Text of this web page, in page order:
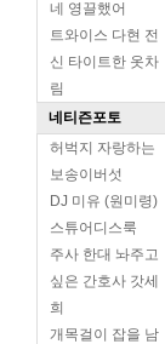
네 영끌했어
트와이스 다현 전
신 타이트한 옷차
림
네티즌포토
허벅지 자랑하는
보송이버섯
DJ 미유 (원미령)
스튜어디스룩
주사 한대 놔주고
싶은 간호사 갓세
희
개목걸이 잡을 남